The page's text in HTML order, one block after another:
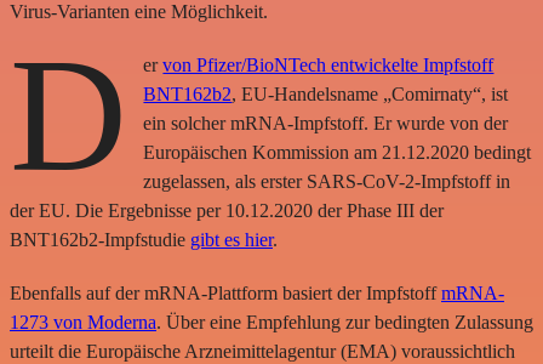
Virus-Varianten eine Möglichkeit.
D ervon Pfizer/BioNTech entwickelte Impfstoff
BNT162b2, EU-Handelsname „Comirnaty“, ist
ein solcher mRNA-Impfstoff. Er wurde von der
Europäischen Kommission am 21.12.2020 bedingt
zugelassen, als erster SARS-CoV-2-Impfstoff in
der EU. Die Ergebnisse per 10.12.2020 der Phase III der
BNT162b2-Impfstudie gibt es hier.
Ebenfalls auf der mRNA-Plattform basiert der ImpfstoffmRNA-
1273 von Moderna. Über eine Empfehlung zur bedingten Zulassung
urteilt die Europäische Arzneimittelagentur (EMA) voraussichtlich